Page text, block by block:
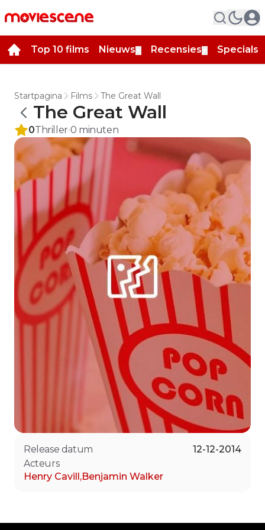
Top 10 films Nieuws Recensies Specials
Startpagina Films The Great Wall
The Great Wall
0Thriller 0 minuten
Release datum
12-12-2014
Acteurs
Henry Cavill,Benjamin Walker